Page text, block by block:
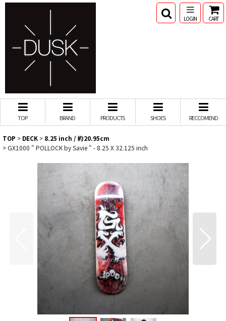
LOGIN CART
TOP BRAND PRODUCTS SHOES RECCOMEND
TOP > DECK > 8.25 inch / 約20.95cm
>GX1000 " POLLOCK by Savie " - 8.25 X 32.125 inch